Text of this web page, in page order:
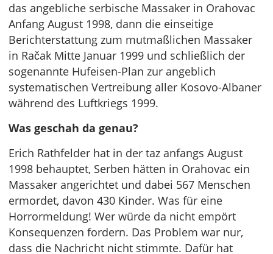
das angebliche serbische Massaker in Orahovac
Anfang August 1998, dann die einseitige
Berichterstattung zum mutmaßlichen Massaker
in Račak Mitte Januar 1999 und schließlich der
sogenannte Hufeisen-Plan zur angeblich
systematischen Vertreibung aller Kosovo-Albaner
während des Luftkriegs 1999.
Was geschah da genau?
Erich Rathfelder hat in der taz anfangs August
1998 behauptet, Serben hätten in Orahovac ein
Massaker angerichtet und dabei 567 Menschen
ermordet, davon 430 Kinder. Was für eine
Horrormeldung! Wer würde da nicht empört
Konsequenzen fordern. Das Problem war nur,
dass die Nachricht nicht stimmte. Dafür hat